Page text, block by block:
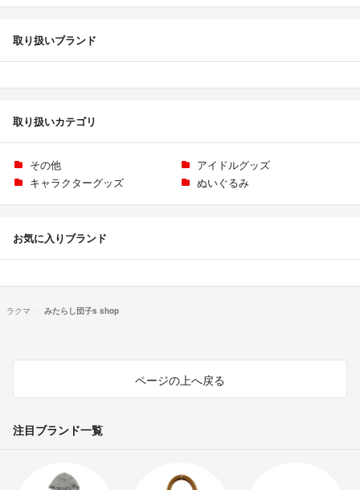
取り扱いブランド
取り扱いカテゴリ
その他
アイドルグッズ
キャラクターグッズ
ぬいぐるみ
お気に入りブランド
ラクマ みたらし団子s shop
ページの上へ戻る
注目ブランド一覧